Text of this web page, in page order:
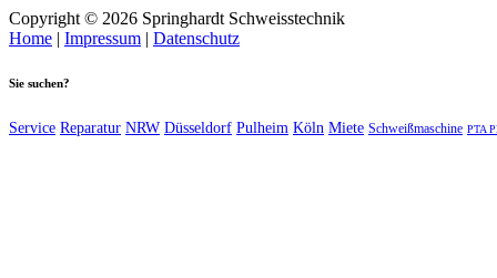
Copyright © 2026 Springhardt Schweisstechnik
Home | Impressum | Datenschutz
Sie suchen?
Service Reparatur NRW Düsseldorf Pulheim Köln Miete Schweißmaschine PTA